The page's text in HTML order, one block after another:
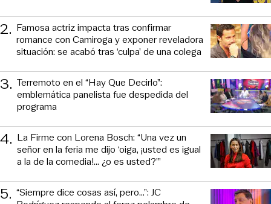
2. Famosa actriz impacta tras confirmar
romance con Camiroga y exponer reveladora
situación: se acabó tras ‘culpa’ de una colega
3. Terremoto en el “Hay Que Decirlo”:
emblemática panelista fue despedida del
programa
4. La Firme con Lorena Bosch: “Una vez un
señor en la feria me dijo ‘oiga, ¡usted es igual
a la de la comedia!... ¿o es usted?’”
5. “Siempre dice cosas así, pero...”: JC